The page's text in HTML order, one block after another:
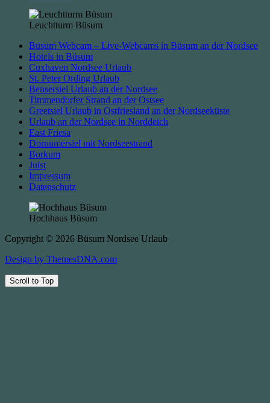
Leuchtturm Büsum
Büsum Webcam – Live-Webcams in Büsum an der Nordsee
Hotels in Büsum
Cuxhaven Nordsee Urlaub
St. Peter Ording Urlaub
Bensersiel Urlaub an der Nordsee
Timmendorfer Strand an der Ostsee
Greetsiel Urlaub in Ostfriesland an der Nordseeküste
Urlaub an der Nordsee in Norddeich
East Friesa
Dornumersiel mit Nordseestrand
Borkum
Juist
Impressum
Datenschutz
Hochhaus Büsum
Copyright © 2026 Büsum Nordsee Urlaub
Design by ThemesDNA.com
Scroll to Top